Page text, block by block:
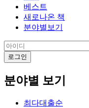
베스트
새로나온 책
분야별보기
분야별 보기
최다대출순